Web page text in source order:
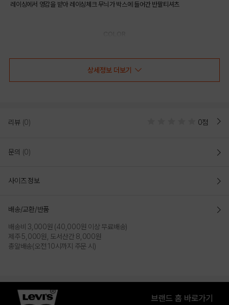
레이싱에서 영감을 받아 레이싱체크 무늬가 박스에 들어간 반팔티셔츠
상세정보 더보기
리뷰 (0) 0점
문의 (0)
사이즈 정보
배송/교환/반품
배송비 3,000원 (40,000원 이상 무료배송)
제주 5,000원, 도서산간 8,000원
총알배송(오전 10시까지 주문 시)